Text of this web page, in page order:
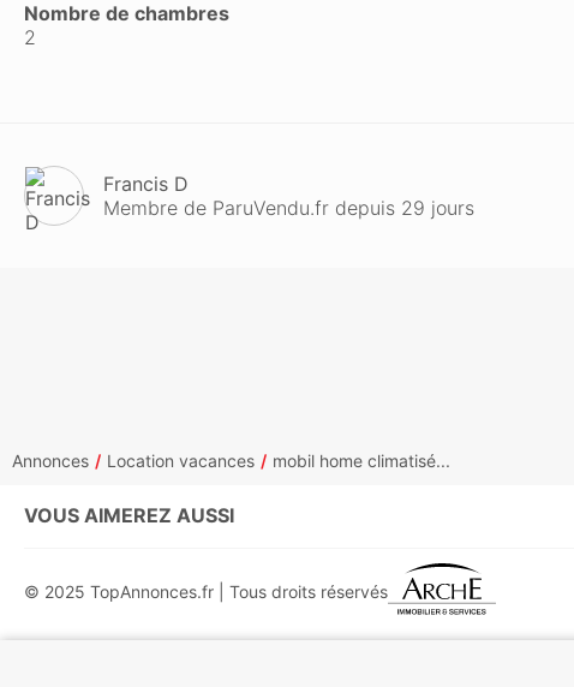
Nombre de chambres
2
Francis D
Membre de ParuVendu.fr depuis 29 jours
Annonces Location vacances mobil home climatisé...
VOUS AIMEREZ AUSSI
© 2025 TopAnnonces.fr | Tous droits réservés